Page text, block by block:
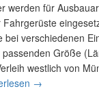
werden für
bei verschiedenen
Größe
westlich von
Rollgerüst
→